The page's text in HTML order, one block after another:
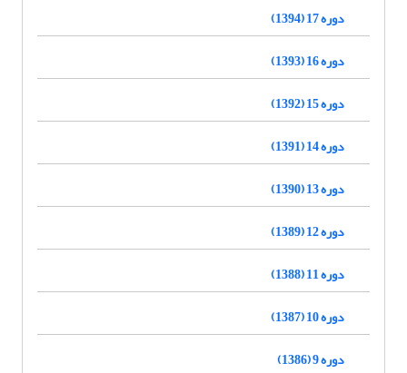
دوره 17 (1394)
دوره 16 (1393)
دوره 15 (1392)
دوره 14 (1391)
دوره 13 (1390)
دوره 12 (1389)
دوره 11 (1388)
دوره 10 (1387)
دوره 9 (1386)